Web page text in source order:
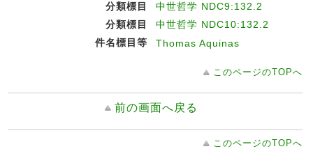
分類標目
中世哲学 NDC9:132.2
分類標目
中世哲学 NDC10:132.2
件名標目等
Thomas Aquinas
このページのTOPへ
前の画面へ戻る
このページのTOPへ